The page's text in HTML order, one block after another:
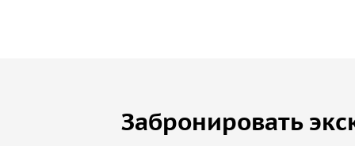
Забронировать